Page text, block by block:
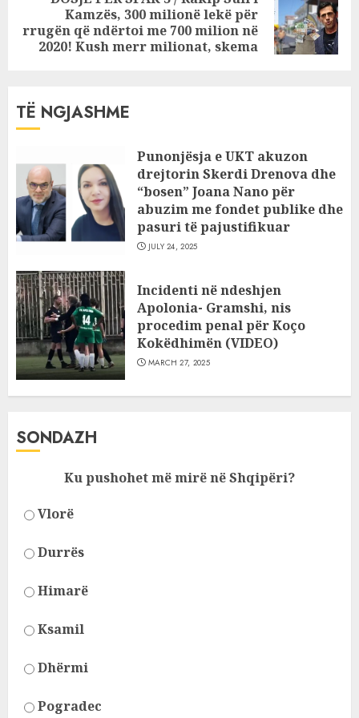
post:
Kamzës, 300 milionë lekë për
rrugën që ndërtoi me 700 milion në
2020! Kush merr milionat, skema
TË NGJASHME
Punonjësja e UKT akuzon
drejtorin Skerdi Drenova dhe
“bosen” Joana Nano për
abuzim me fondet publike dhe
pasuri të pajustifikuar
JULY 24, 2025
Incidenti në ndeshjen
Apolonia- Gramshi, nis
procedim penal për Koço
Kokëdhimën (VIDEO)
MARCH 27, 2025
SONDAZH
Ku pushohet më mirë në Shqipëri?
Vlorë
Durrës
Himarë
Ksamil
Dhërmi
Pogradec